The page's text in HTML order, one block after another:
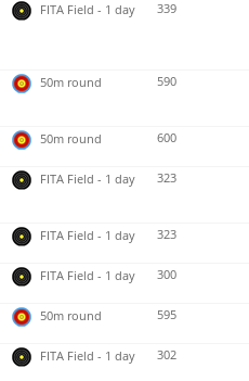
FITA Field - 1 day 339
50m round 590
50m round 600
FITA Field - 1 day 323
FITA Field - 1 day 323
FITA Field - 1 day 300
50m round 595
FITA Field - 1 day 302